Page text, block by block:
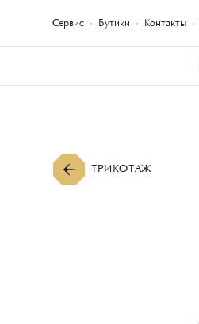
Сервис Бутики Контакты
ТРИКОТАЖ